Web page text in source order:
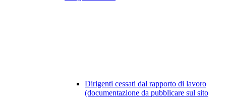
Dirigenti cessati dal rapporto di lavoro
(documentazione da pubblicare sul sito